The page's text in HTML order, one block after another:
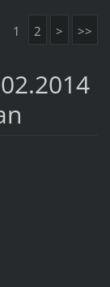
1 2 > >>